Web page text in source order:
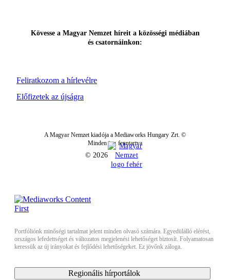
Feliratkozom a hírlevélre
Kövesse a Magyar Nemzet híreit a közösségi médiában
és csatornáinkon:
Előfizetek az újságra
A Magyar Nemzet kiadója a Mediaworks Hungary Zrt. ©
Minden jog fenntartva
© 2026
Portfóliónk minőségi tartalmat jelent minden olvasó számára. Egyedülálló elérést,
országos lefedettséget és változatos megjelenési lehetőséget biztosít. Folyamatosan
keressük az új irányokat és fejlődési lehetőségeket. Ez jövőnk záloga.
Regionális hírportálok